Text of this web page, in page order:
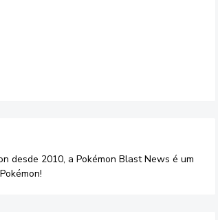
desde 2010, a Pokémon Blast News é um